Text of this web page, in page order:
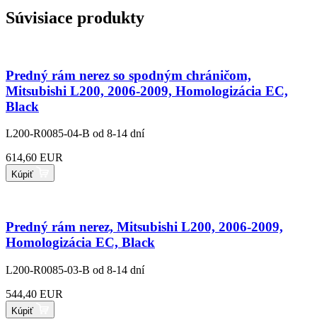
Súvisiace produkty
Predný rám nerez so spodným chráničom,
Mitsubishi L200, 2006-2009, Homologizácia EC,
Black
L200-R0085-04-B od 8-14 dní
614,60 EUR
Kúpiť
Predný rám nerez, Mitsubishi L200, 2006-2009,
Homologizácia EC, Black
L200-R0085-03-B od 8-14 dní
544,40 EUR
Kúpiť